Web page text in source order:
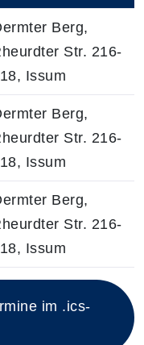
diesen Kurs
Berg,
Str. 216-
Issum
Berg,
Str. 216-
Issum
Berg,
Str. 216-
Issum
im .ics-